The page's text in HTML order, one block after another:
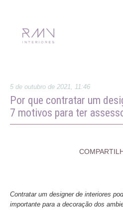
5 de outubro de 2021, 11:46
Por que contratar um
7 motivos para ter
Contratar um designer de interiores
importante para a decoração dos